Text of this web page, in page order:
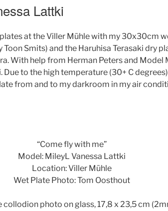
Lattki
at the Viller Mühle with my 30x30cm
Toon Smits) and the Haruhisa Terasaki dry
With help from Herman Peters and Model
Due to the high temperature (30+ C
from and to my darkroom in my air
“Come fly with me”
Model: MileyL Vanessa Lattki
Location: Viller Mühle
Wet Plate Photo: Tom Oosthout
collodion photo on glass, 17,8 x 23,5 cm